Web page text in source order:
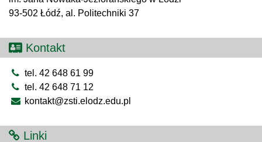
93-502 Łódź, al. Politechniki 37
Kontakt
tel. 42 648 61 99
tel. 42 648 71 12
kontakt@zsti.elodz.edu.pl
Linki